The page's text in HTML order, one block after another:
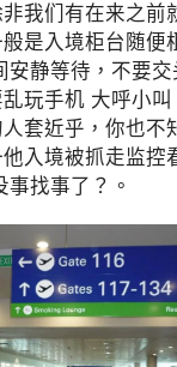
我们有在来之前
是入境柜台随便
安静等待，不要
玩手机 大呼小叫
套近乎，你也不
入境被抓走监控
找事了？。